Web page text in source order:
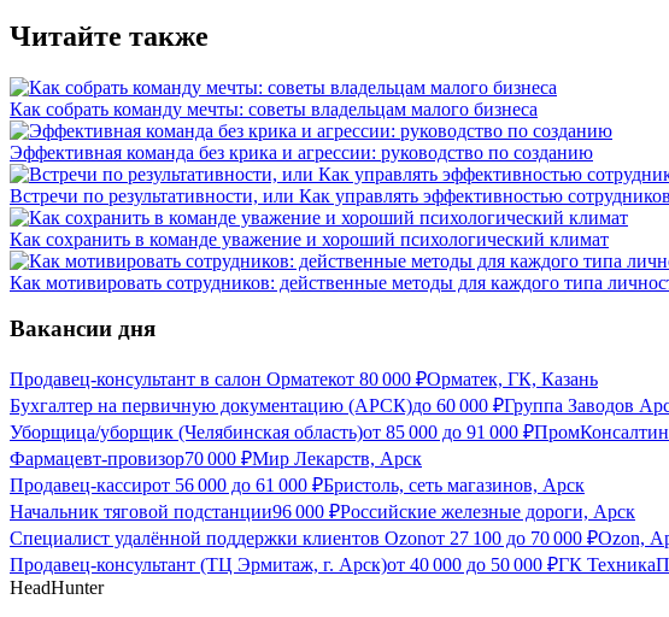
Читайте также
Как собрать команду мечты: советы владельцам малого бизнеса
Эффективная команда без крика и агрессии: руководство по созданию
Встречи по результативности, или Как управлять эффективностью сотрудников
Как сохранить в команде уважение и хороший психологический климат
Как мотивировать сотрудников: действенные методы для каждого типа
Вакансии дня
Продавец-консультант в салон Орматекот 80 000 ₽Орматек, ГК, Казань
Бухгалтер на первичную документацию (АРСК)до 60 000 ₽Группа Заводов
Уборщица/уборщик (Челябинская область)от 85 000 до 91 000 ₽
Фармацевт-провизор70 000 ₽Мир Лекарств, Арск
Продавец-кассирот 56 000 до 61 000 ₽Бристоль, сеть магазинов, Арск
Начальник тяговой подстанции96 000 ₽Российские железные дороги, Арск
Специалист удалённой поддержки клиентов Ozonот 27 100 до 70 000 ₽Ozon,
Продавец-консультант (ТЦ Эрмитаж, г. Арск)от 40 000 до 50 000 ₽ГК
HeadHunter